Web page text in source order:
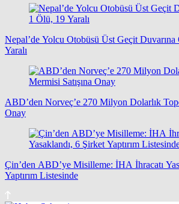
Nepal’de Yolcu Otobüsü Üst Geçit Duvarına
Yaralı
ABD’den Norveç’e 270 Milyon Dolarlık
Onay
Çin’den ABD’ye Misilleme: İHA İhracatı
Yaptırım Listesinde